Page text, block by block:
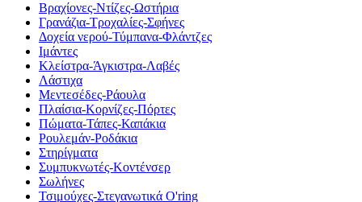
Βραχίονες-Ντίζες-Ωστήρια
Γρανάζια-Τροχαλίες-Σφήνες
Δοχεία νερού-Τύμπανα-Φλάντζες
Ιμάντες
Κλείστρα-Άγκιστρα-Λαβές
Λάστιχα
Μεντεσέδες-Ράουλα
Πλαίσια-Κορνίζες-Πόρτες
Πώματα-Τάπες-Καπάκια
Ρουλεμάν-Ροδάκια
Στηρίγματα
Συμπυκνωτές-Κοντένσερ
Σωλήνες
Τσιμούχες-Στεγανωτικά O'ring